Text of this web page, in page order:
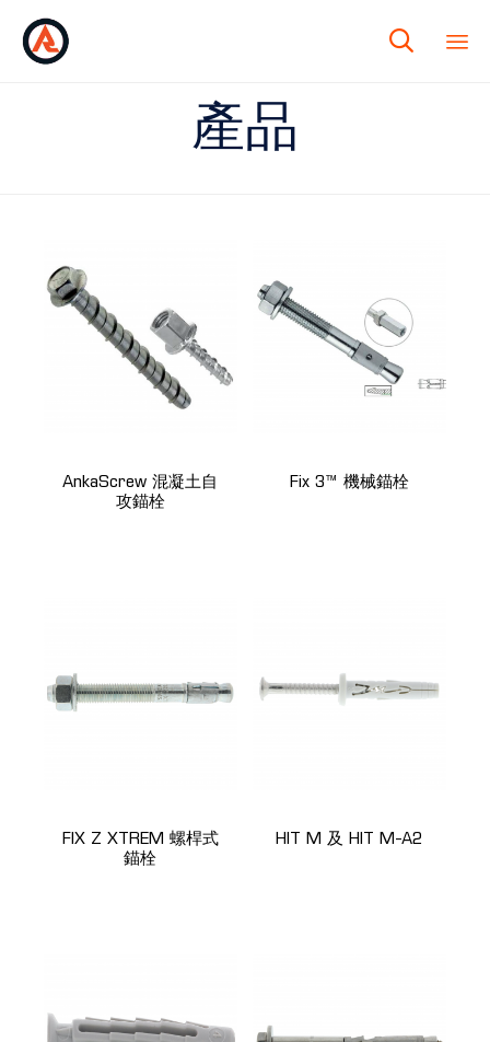

產品
AnkaScrew 混凝土自
攻錨栓
Fix 3™ 機械錨栓
FIX Z XTREM 螺桿式
錨栓
HIT M 及 HIT M-A2